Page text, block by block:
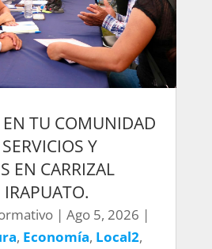
EN TU COMUNIDAD
Y
EN CARRIZAL
| Ago 5, 2026 |
, Economía, Local2,